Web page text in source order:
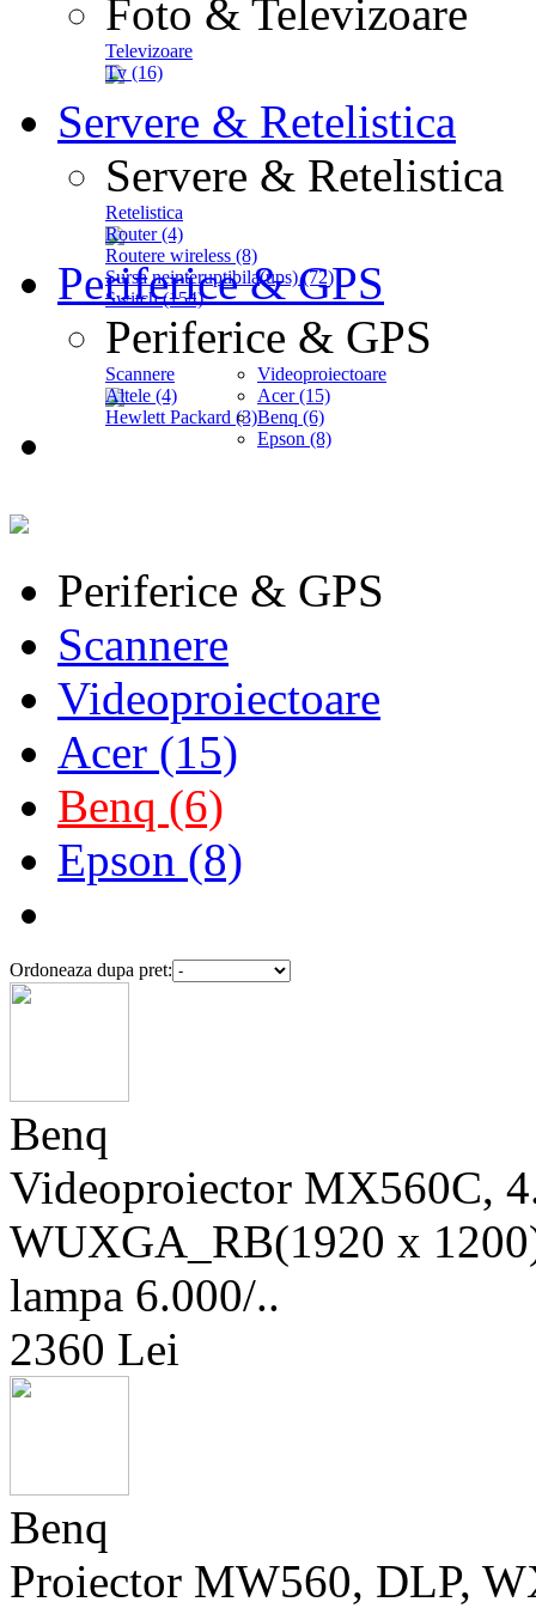
Foto & Televizoare
Televizoare
Tv (16)
Servere & Retelistica
Servere & Retelistica
Retelistica
Router (4)
Routere wireless (8)
Sursa neinteruptibila(ups) (72)
Switch (154)
Periferice & GPS
Periferice & GPS
Scannere
Altele (4)
Hewlett Packard (3)
Videoproiectoare
Acer (15)
Benq (6)
Epson (8)
Periferice & GPS
Scannere
Videoproiectoare
Acer (15)
Benq (6)
Epson (8)
Ordoneaza dupa pret:
Benq
Videoproiector MX560C,
WUXGA_RB(1920 x
lampa 6.000/..
2360 Lei
Benq
Proiector MW560, DLP,